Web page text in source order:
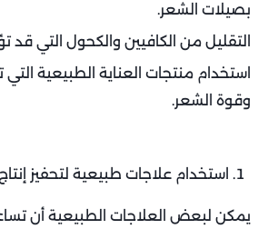
بصيلات الشعر.
التقليل من الكافيين والكحول التي
استخدام منتجات العناية الطبيعية
وقوة الشعر.
استخدام علاجات طبيعية لتحفيز إنتاج
يمكن لبعض العلاجات الطبيعية أن